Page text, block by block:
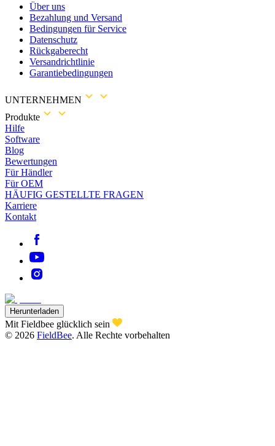
Über uns
Bezahlung und Versand
Bedingungen für Service
Datenschutz
Rückgaberecht
Versandrichtlinie
Garantiebedingungen
UNTERNEHMEN
Produkte
Hilfe
Software
Blog
Bewertungen
Für Händler
Für OEM
HÄUFIG GESTELLTE FRAGEN
Karriere
Kontakt
Herunterladen
Mit Fieldbee glücklich sein
© 2026 FieldBee. Alle Rechte vorbehalten